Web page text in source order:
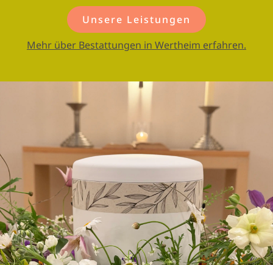
Unsere Leistungen
Mehr über Bestattungen in Wertheim erfahren.